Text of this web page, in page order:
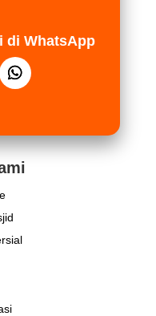
di WhatsApp